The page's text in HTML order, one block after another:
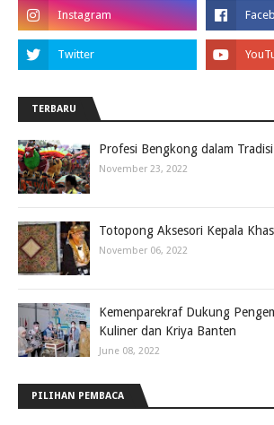
TERBARU
Profesi Bengkong dalam
November 23, 2022
Totopong Aksesori Kepala
November 06, 2022
Kemenparekraf Dukung
Kuliner dan Kriya Banten
June 08, 2022
PILIHAN PEMBACA